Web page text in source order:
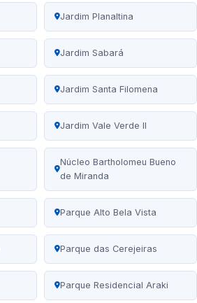
Jardim Planaltina
Jardim Sabará
Jardim Santa Filomena
Jardim Vale Verde II
Núcleo Bartholomeu Bueno
de Miranda
Parque Alto Bela Vista
Parque das Cerejeiras
Parque Residencial Araki